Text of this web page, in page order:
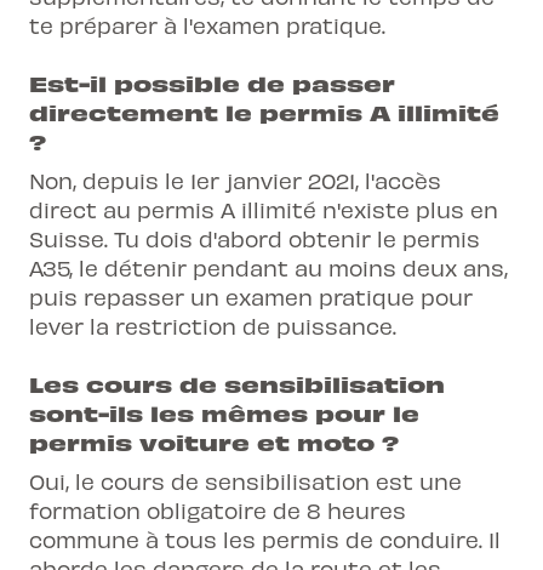
te préparer à l'examen pratique.
Est-il possible de passer
directement le permis A illimité
?
Non, depuis le 1er janvier 2021, l'accès
direct au permis A illimité n'existe plus en
Suisse. Tu dois d'abord obtenir le permis
A35, le détenir pendant au moins deux ans,
puis repasser un examen pratique pour
lever la restriction de puissance.
Les cours de sensibilisation
sont-ils les mêmes pour le
permis voiture et moto ?
Oui, le cours de sensibilisation est une
formation obligatoire de 8 heures
commune à tous les permis de conduire. Il